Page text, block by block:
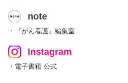
note
・『がん看護』編集室
Instagram
・電子書籍 公式